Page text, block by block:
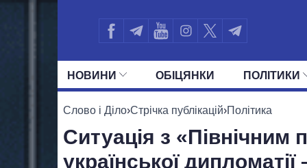
НОВИНИ ОБIЦЯНКИ ПОЛIТИКИ
УСІ ПОЛІТИКИ ПРЕЗИДЕНТ І ОФІС
Слово і Діло›Стрічка публікацій›Політика
Ситуація з «Північним
української дипломатії